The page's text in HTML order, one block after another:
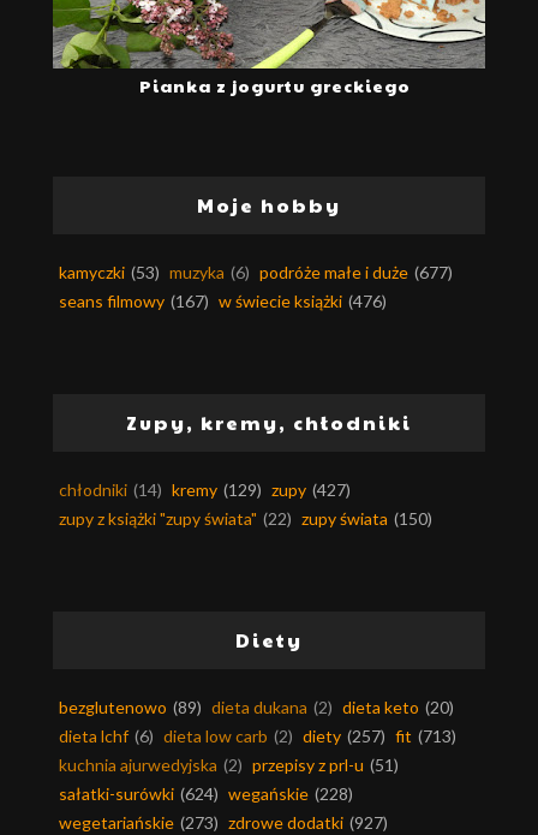
Pianka z jogurtu greckiego
Moje hobby
kamyczki (53) muzyka (6) podróże małe i duże (677)
seans filmowy (167) w świecie książki (476)
Zupy, kremy, chłodniki
chłodniki (14) kremy (129) zupy (427)
zupy z książki "zupy świata" (22) zupy świata (150)
Diety
bezglutenowo (89) dieta dukana (2) dieta keto (20)
dieta lchf (6) dieta low carb (2) diety (257) fit (713)
kuchnia ajurwedyjska (2) przepisy z prl-u (51)
sałatki-surówki (624) wegańskie (228)
wegetariańskie (273) zdrowe dodatki (927)